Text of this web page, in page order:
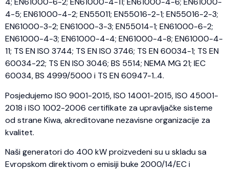
4-5; EN61000-4-2; EN55011; EN55016-2-1; EN55016-2-3;
EN61000-3-2; EN61000-3-3; EN55014-1; EN61000-6-2;
EN61000-4-3; EN61000-4-4; EN61000-4-8; EN61000-4-
11; TS EN ISO 3744; TS EN ISO 3746; TS EN 60034-1; TS EN
60034-22; TS EN ISO 3046; BS 5514; NEMA MG 21; IEC
60034, BS 4999/5000 i TS EN 60947-1..4.
Posjedujemo ISO 9001-2015, ISO 14001-2015, ISO 45001-
2018 i ISO 1002-2006 certifikate za upravljačke sisteme
od strane Kiwa, akreditovane nezavisne organizacije za
kvalitet.
Naši generatori do 400 kW proizvedeni su u skladu sa
Evropskom direktivom o emisiji buke 2000/14/EC i